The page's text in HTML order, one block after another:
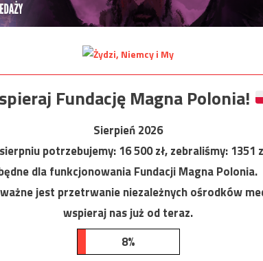
Fundację Magna Polonia!
Sierpień 2026
potrzebujemy:16 500zł, zebraliśmy:1351
dla funkcjonowania Fundacji Magna Polonia.
jest przetrwanie niezależnych ośrodków
wspieraj nas już od teraz.
8%